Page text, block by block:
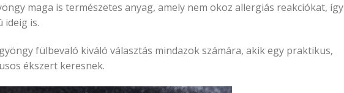
maga is természetes anyag, amely nem okoz allergiás reakciókat, így
ideig is.
fülbevaló kiváló választás mindazok számára, akik egy praktikus,
ékszert keresnek.